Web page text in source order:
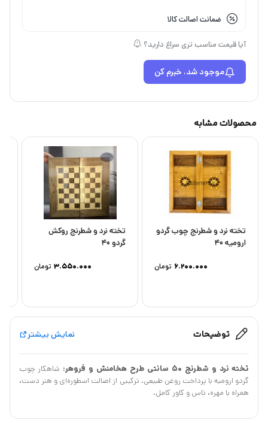
ضمانت اصالت کالا
آیا قیمت مناسب تری سراغ دارید؟
موجود شد، خبرم کن
محصولات مشابه
تخته نرد و شطرنج چوب گردو
ارومیه 40
تومان 6.200.000
تخته نرد و شطرنج روکش
گردو 40
تومان 3.550.000
توضیحات نمایش بیشتر
تخته نرد و شطرنج ۵۰ سانتی طرح هخامنش و فروهر
؛ شاهکار چوب
گردو ارومیه با پرداخت روغن طبیعی. ترکیبی از اصالت اسطوره‌ای و هنر دست،
همراه با مهره، تاس و کاور کامل.